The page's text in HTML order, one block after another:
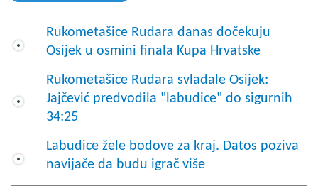
Rukometašice Rudara danas dočekuju
Osijek u osmini finala Kupa Hrvatske
Rukometašice Rudara svladale Osijek:
Jajčević predvodila "labudice" do sigurnih
34:25
Labudice žele bodove za kraj. Datos poziva
navijače da budu igrač više